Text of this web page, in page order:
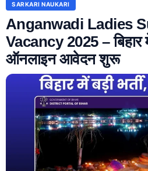
SARKARI NAUKARI
Anganwadi Ladies
Vacancy 2025 – बिहार
ऑनलाइन आवेदन शुरू